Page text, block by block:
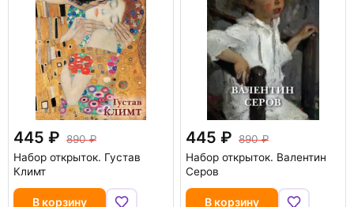
445
890
Набор открыток. Густав
Климт
В корзину
445
890
Набор открыток. Валентин
Серов
В корзину